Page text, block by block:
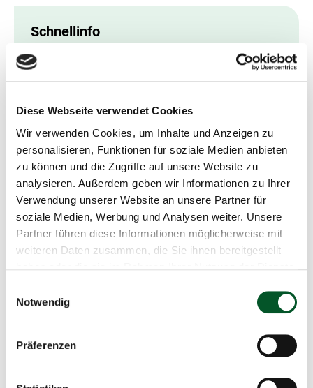
Diese Webseite verwendet Cookies
Wir verwenden Cookies, um Inhalte und Anzeigen zu
personalisieren, Funktionen für soziale Medien anbieten
zu können und die Zugriffe auf unsere Website zu
analysieren. Außerdem geben wir Informationen zu Ihrer
Verwendung unserer Website an unsere Partner für
soziale Medien, Werbung und Analysen weiter. Unsere
Partner führen diese Informationen möglicherweise mit
weiteren Daten zusammen, die Sie ihnen bereitgestellt
Notwendig
Präferenzen
r
g
Schnellinfo
Die ZUG als Arbeitgeberin kennenlernen bei der
connecticum
25.04.2024
10:00 Uhr-16:00 Uhr
Berlin Central Hall
Zum Kalender hinzufügen
©